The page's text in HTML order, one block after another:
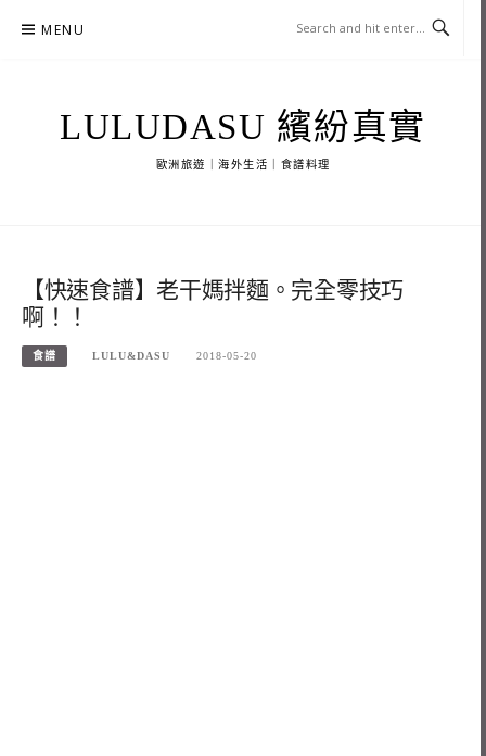
MENU
LULUDASU 繽紛真實
歐洲旅遊｜海外生活｜食譜料理
【快速食譜】老干媽拌麵。完全零技巧
啊！！
食譜 LULU&DASU 2018-05-20